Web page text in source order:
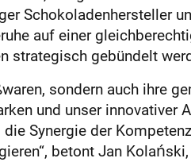
Schokoladenhersteller
auf einer
strategisch gebündelt
sondern auch ihre
und unser innovativer
Synergie der
betont Jan